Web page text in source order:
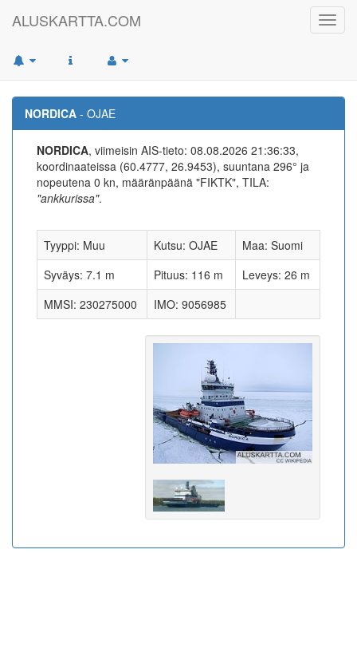
ALUSKARTTA.COM
NORDICA - OJAE
NORDICA, viimeisin AIS-tieto: 08.08.2026 21:36:33,
koordinaateissa (60.4777, 26.9453), suuntana 296° ja
nopeutena 0 kn, määränpäänä "FIKTK", TILA:
"ankkurissa".
Tyyppi: Muu Kutsu: OJAE
Maa: Suomi
Syväys: 7.1 m
Pituus: 116 m
Leveys: 26 m
MMSI: 230275000
IMO: 9056985